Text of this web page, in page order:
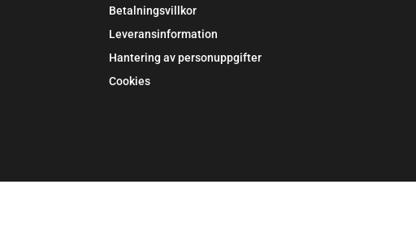
Betalningsvillkor
Leveransinformation
Hantering av personuppgifter
Cookies